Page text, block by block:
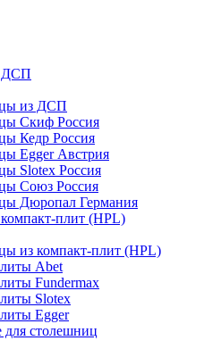
ДСП
из ДСП
Скиф Россия
Кедр Россия
Egger Австрия
Slotex Россия
Союз Россия
Дюропал Германия
плит (HPL)
из компакт-плит (HPL)
Abet
Fundermax
Slotex
Egger
столешниц